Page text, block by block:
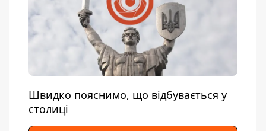
Швидко пояснимо, що відбувається у
столиці